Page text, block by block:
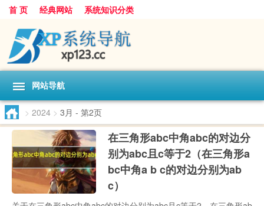
首 页 经典网站 系统知识分类
网站导航
> 2024 > 3月 - 第2页
在三角形abc中角abc的对边分
别为abc且c等于2（在三角形a
bc中角a b c的对边分别为ab
c）